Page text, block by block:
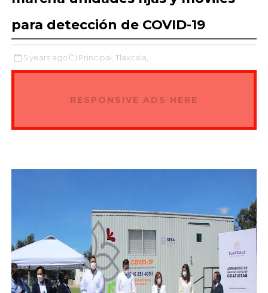
para detección de COVID-19
5 years ago Principal, Tlaxcala,
RESPONSIVE ADS HERE